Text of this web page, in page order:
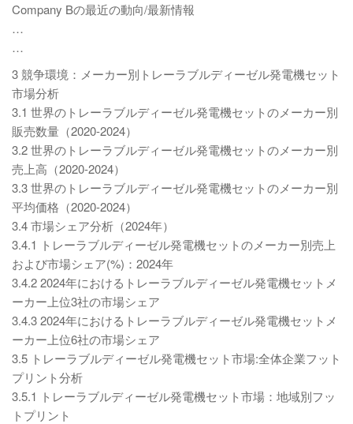
Company Bの最近の動向/最新情報
…
…
3 競争環境：メーカー別トレーラブルディーゼル発電機セット
市場分析
3.1 世界のトレーラブルディーゼル発電機セットのメーカー別
販売数量（2020-2024）
3.2 世界のトレーラブルディーゼル発電機セットのメーカー別
売上高（2020-2024）
3.3 世界のトレーラブルディーゼル発電機セットのメーカー別
平均価格（2020-2024）
3.4 市場シェア分析（2024年）
3.4.1 トレーラブルディーゼル発電機セットのメーカー別売上
および市場シェア(%)：2024年
3.4.2 2024年におけるトレーラブルディーゼル発電機セットメ
ーカー上位3社の市場シェア
3.4.3 2024年におけるトレーラブルディーゼル発電機セットメ
ーカー上位6社の市場シェア
3.5 トレーラブルディーゼル発電機セット市場:全体企業フット
プリント分析
3.5.1 トレーラブルディーゼル発電機セット市場：地域別フッ
トプリント